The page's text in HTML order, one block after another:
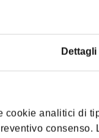
Dettagli
cookie analitici di
consenso.
“purificanti”
a quello
la
troppo frequente o
e disidratata,